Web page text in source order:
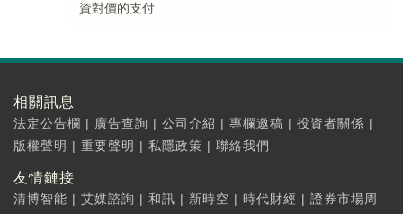
資對價的支付
相關訊息
法定公告欄 | 廣告查詢 | 公司介紹 | 專欄邀稿 | 投資者關係 |
版權聲明 | 重要聲明 | 私隱政策 | 聯絡我們
友情鏈接
清博智能 | 艾媒諮詢 | 和訊 | 新時空 | 時代財經 | 證券市場周